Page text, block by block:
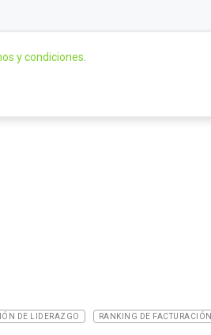
y condiciones
DE LIDERAZGO RANKING DE FACTURACIÓN